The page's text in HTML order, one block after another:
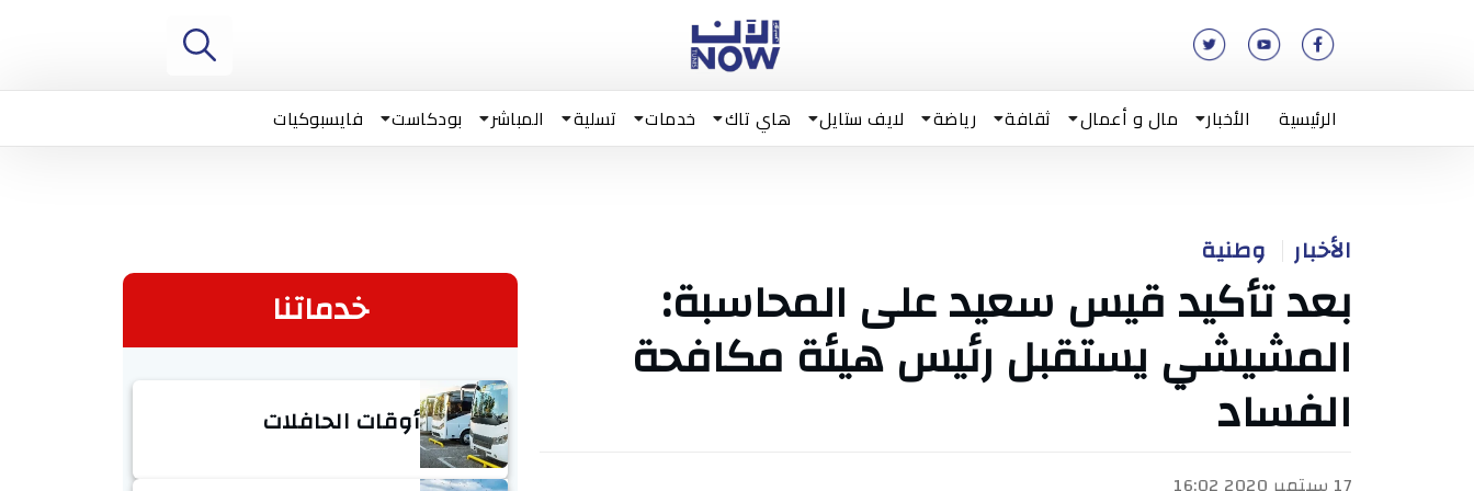
الرئيسية الأخبار مال و أعمال ثقافة رياضة لايف ستايل هاي تاك خدمات تسلية المباشر بودكاست فايسبوكيات
الأخبار وطنية
بعد تأكيد قيس سعيد على المحاسبة:
المشيشي يستقبل رئيس هيئة مكافحة
الفساد
خدماتنا
أوقات الحافلات